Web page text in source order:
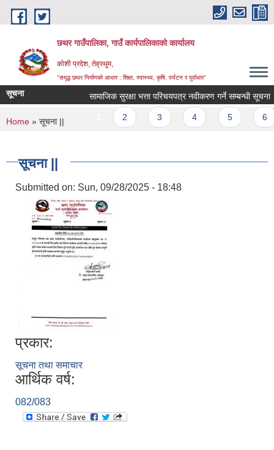
Skip to main content
छथर गाउँपालिका, गाउँ कार्यपालिकाको कार्यालय
कोशी प्रदेश, तेह्रथुम,
"समृद्ध छथर निर्माणको आधार : शिक्षा, स्वास्थ्य, कृषि, पर्यटन र पुर्वाधार”
सूचना सामाजिक सुरक्षा भत्ता परिचयपत्र नवीकरण गर्ने सम्बन्धी सूचना ।
Pages
You are here
Home » सूचना ||
सूचना ||
Submitted on: Sun, 09/28/2025 - 18:48
प्रकार:
सूचना तथा समाचार
आर्थिक वर्ष:
082/083